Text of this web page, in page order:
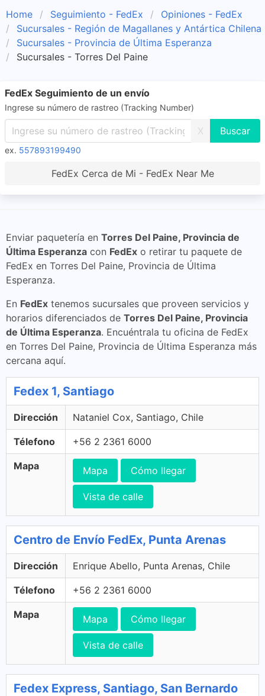
Home Seguimiento - FedEx
Opiniones - FedEx
Sucursales - Región de Magallanes y Antártica Chilena
Sucursales - Provincia de Última Esperanza
Sucursales - Torres Del Paine
FedEx Seguimiento de un envío
Ingrese su número de rastreo (Tracking Number)
X
ex. 557893199490
FedEx Cerca de Mi - FedEx Near Me
Enviar paquetería en Torres Del Paine, Provincia de
Última Esperanza con FedEx o retirar tu paquete de
FedEx en Torres Del Paine, Provincia de Última
Esperanza.
En FedEx tenemos sucursales que proveen servicios y
horarios diferenciados de Torres Del Paine, Provincia
de Última Esperanza. Encuéntrala tu oficina de FedEx
en Torres Del Paine, Provincia de Última Esperanza más
cercana aquí.
Fedex 1, Santiago
Dirección Nataniel Cox, Santiago, Chile
Télefono +56 2 2361 6000
Mapa Mapa Cómo llegar
Vista de calle
Centro de Envío FedEx, Punta Arenas
Dirección Enrique Abello, Punta Arenas, Chile
Télefono +56 2 2361 6000
Mapa Mapa Cómo llegar
Vista de calle
Fedex Express, Santiago, San Bernardo